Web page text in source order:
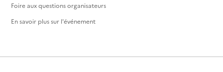
Foire aux questions organisateurs
En savoir plus sur l'événement